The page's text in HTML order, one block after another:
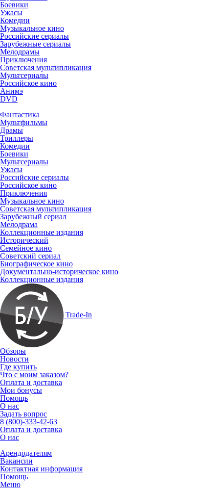
Боевики
Ужасы
Комедии
Музыкальное кино
Российские сериалы
Зарубежные сериалы
Мелодрамы
Приключения
Советская мультипликация
Мультсериалы
Российское кино
Анимэ
DVD
Фантастика
Мультфильмы
Драмы
Триллеры
Комедии
Боевики
Мультсериалы
Ужасы
Российские сериалы
Российское кино
Приключения
Музыкальное кино
Советская мультипликация
Зарубежный сериал
Мелодрама
Коллекционные издания
Исторический
Семейное кино
Советский сериал
Биографическое кино
Документально-историческое кино
Коллекционные издания
Trade-In
Обзоры
Новости
Где купить
Что с моим заказом?
Оплата и доставка
Мои бонусы
Помощь
О нас
Задать вопрос
8 (800)-333-42-63
Оплата и доставка
О нас
Арендодателям
Вакансии
Контактная информация
Помощь
Меню